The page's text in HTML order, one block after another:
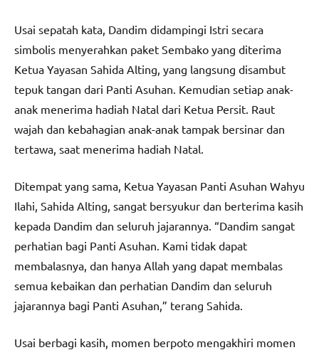
Usai sepatah kata, Dandim didampingi Istri secara
simbolis menyerahkan paket Sembako yang diterima
Ketua Yayasan Sahida Alting, yang langsung disambut
tepuk tangan dari Panti Asuhan. Kemudian setiap anak-
anak menerima hadiah Natal dari Ketua Persit. Raut
wajah dan kebahagian anak-anak tampak bersinar dan
tertawa, saat menerima hadiah Natal.
Ditempat yang sama, Ketua Yayasan Panti Asuhan Wahyu
Ilahi, Sahida Alting, sangat bersyukur dan berterima kasih
kepada Dandim dan seluruh jajarannya. “Dandim sangat
perhatian bagi Panti Asuhan. Kami tidak dapat
membalasnya, dan hanya Allah yang dapat membalas
semua kebaikan dan perhatian Dandim dan seluruh
jajarannya bagi Panti Asuhan,” terang Sahida.
Usai berbagi kasih, momen berpoto mengakhiri momen